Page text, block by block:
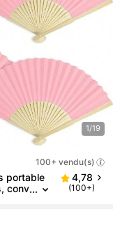
1/19
100+ vendu(s)
portable
conv
les fêt
4,78
(100+)